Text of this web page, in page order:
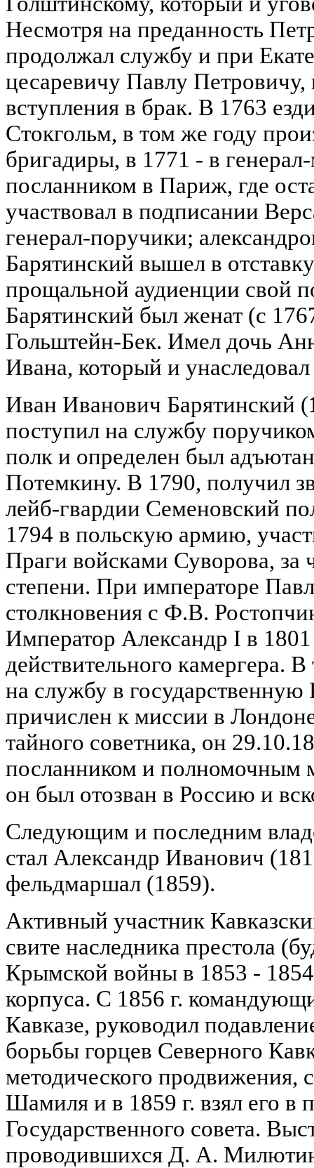
Несмотря на преданность
продолжал службу и при
цесаревичу Павлу Петровичу,
вступления в брак. В 1763
Стокгольм, в том же году
бригадиры, в 1771 - в
посланником в Париж, где
участвовал в подписании
генерал-поручики;
Барятинский вышел в
прощальной аудиенции свой
Барятинский был женат (с
Гольштейн-Бек. Имел дочь
Ивана, который и
Иван Иванович Барятинский (
поступил на службу
полк и определен был
Потемкину. В 1790, получил
лейб-гвардии Семеновский
1794 в польскую армию,
Праги войсками Суворова, за
степени. При императоре
столкновения с Ф.В.
Император Александр I в
действительного камергера.
на службу в
причислен к миссии в
тайного советника, он
посланником и полномочным
он был отозван в Россию и
Следующим и последним
стал Александр Иванович
фельдмаршал (1859).
Активный участник
свите наследника престола
Крымской войны в 1853 - 1854
корпуса. С 1856 г.
Кавказе, руководил
борьбы горцев Северного
методического продвижения,
Шамиля и в 1859 г. взял его в
Государственного совета.
проводившихся Д. А.